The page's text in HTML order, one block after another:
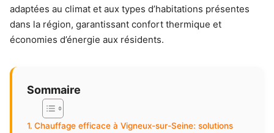
adaptées au climat et aux types d’habitations présentes
dans la région, garantissant confort thermique et
économies d’énergie aux résidents.
Sommaire
Chauffage efficace à Vigneux-sur-Seine: solutions